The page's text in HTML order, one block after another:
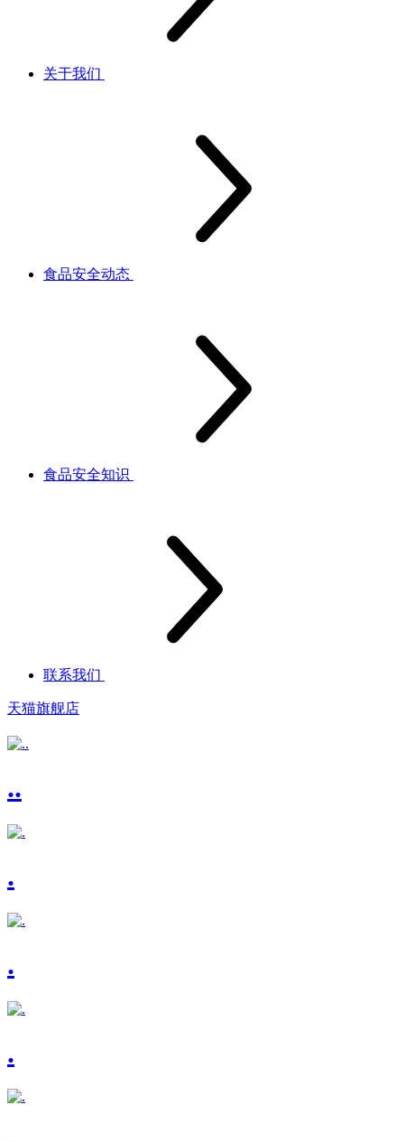
关于我们
食品安全动态
食品安全知识
联系我们
天猫旗舰店
..
.
.
.